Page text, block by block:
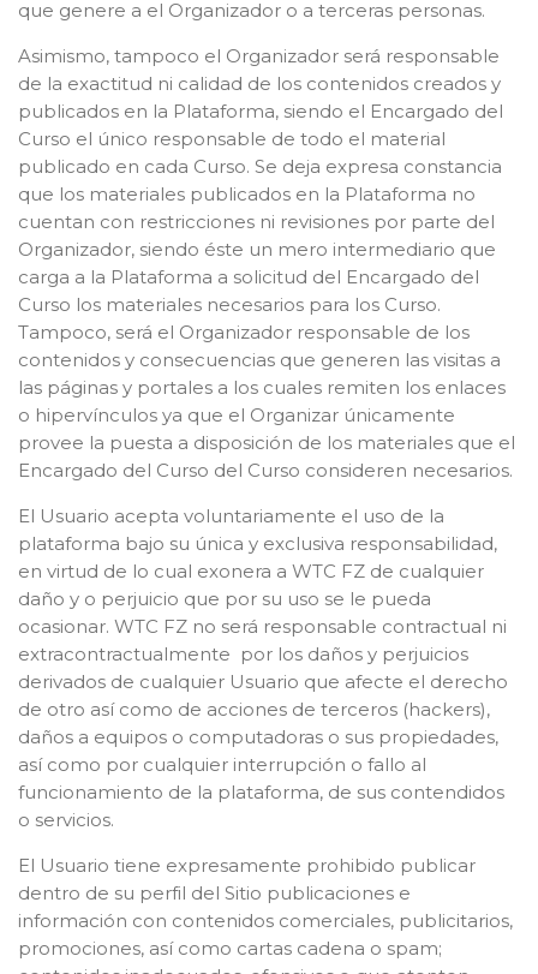
que genere a el Organizador o a terceras personas.
Asimismo, tampoco el Organizador será responsable
de la exactitud ni calidad de los contenidos creados y
publicados en la Plataforma, siendo el Encargado del
Curso el único responsable de todo el material
publicado en cada Curso. Se deja expresa constancia
que los materiales publicados en la Plataforma no
cuentan con restricciones ni revisiones por parte del
Organizador, siendo éste un mero intermediario que
carga a la Plataforma a solicitud del Encargado del
Curso los materiales necesarios para los Curso.
Tampoco, será el Organizador responsable de los
contenidos y consecuencias que generen las visitas a
las páginas y portales a los cuales remiten los enlaces
o hipervínculos ya que el Organizar únicamente
provee la puesta a disposición de los materiales que el
Encargado del Curso del Curso consideren necesarios.
El Usuario acepta voluntariamente el uso de la
plataforma bajo su única y exclusiva responsabilidad,
en virtud de lo cual exonera a WTC FZ de cualquier
daño y o perjuicio que por su uso se le pueda
ocasionar. WTC FZ no será responsable contractual ni
extracontractualmente por los daños y perjuicios
derivados de cualquier Usuario que afecte el derecho
de otro así como de acciones de terceros (hackers),
daños a equipos o computadoras o sus propiedades,
así como por cualquier interrupción o fallo al
funcionamiento de la plataforma, de sus contendidos
o servicios.
El Usuario tiene expresamente prohibido publicar
dentro de su perfil del Sitio publicaciones e
información con contenidos comerciales, publicitarios,
promociones, así como cartas cadena o spam;